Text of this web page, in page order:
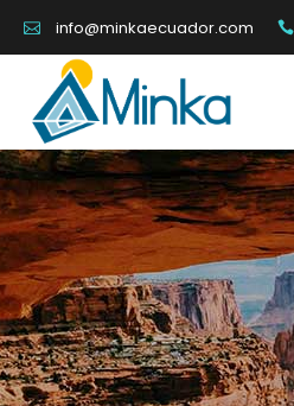
info@minkaecuador.com